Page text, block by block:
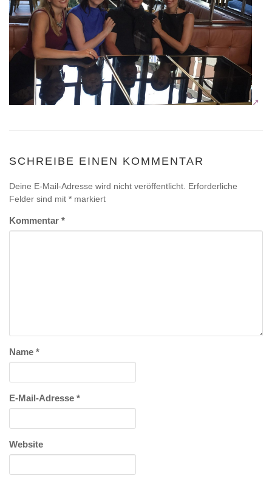
SCHREIBE EINEN KOMMENTAR
Deine E-Mail-Adresse wird nicht veröffentlicht. Erforderliche
Felder sind mit * markiert
Kommentar *
Name *
E-Mail-Adresse *
Website